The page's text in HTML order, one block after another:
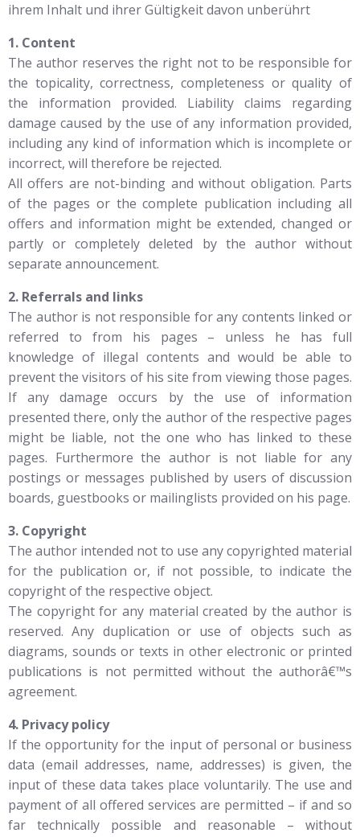
ihrem Inhalt und ihrer Gültigkeit davon unberührt
1. Content
The author reserves the right not to be responsible for
the topicality, correctness, completeness or quality of
the information provided. Liability claims regarding
damage caused by the use of any information provided,
including any kind of information which is incomplete or
incorrect, will therefore be rejected.
All offers are not-binding and without obligation. Parts
of the pages or the complete publication including all
offers and information might be extended, changed or
partly or completely deleted by the author without
separate announcement.
2. Referrals and links
The author is not responsible for any contents linked or
referred to from his pages – unless he has full
knowledge of illegal contents and would be able to
prevent the visitors of his site from viewing those pages.
If any damage occurs by the use of information
presented there, only the author of the respective pages
might be liable, not the one who has linked to these
pages. Furthermore the author is not liable for any
postings or messages published by users of discussion
boards, guestbooks or mailinglists provided on his page.
3. Copyright
The author intended not to use any copyrighted material
for the publication or, if not possible, to indicate the
copyright of the respective object.
The copyright for any material created by the author is
reserved. Any duplication or use of objects such as
diagrams, sounds or texts in other electronic or printed
publications is not permitted without the authorâ€™s
agreement.
4. Privacy policy
If the opportunity for the input of personal or business
data (email addresses, name, addresses) is given, the
input of these data takes place voluntarily. The use and
payment of all offered services are permitted – if and so
far technically possible and reasonable – without